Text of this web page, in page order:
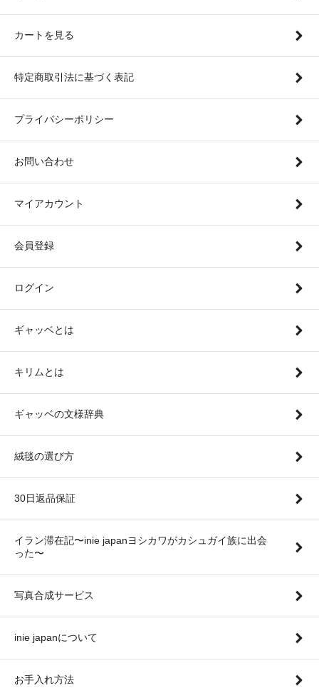
カートを見る
特定商取引法に基づく表記
プライバシーポリシー
お問い合わせ
マイアカウント
会員登録
ログイン
ギャッベとは
キリムとは
ギャッベの文様辞典
絨毯の選び方
30日返品保証
イラン滞在記〜inie japanヨシカワがカシュガイ族に出会
った〜
写真合成サービス
inie japanについて
お手入れ方法